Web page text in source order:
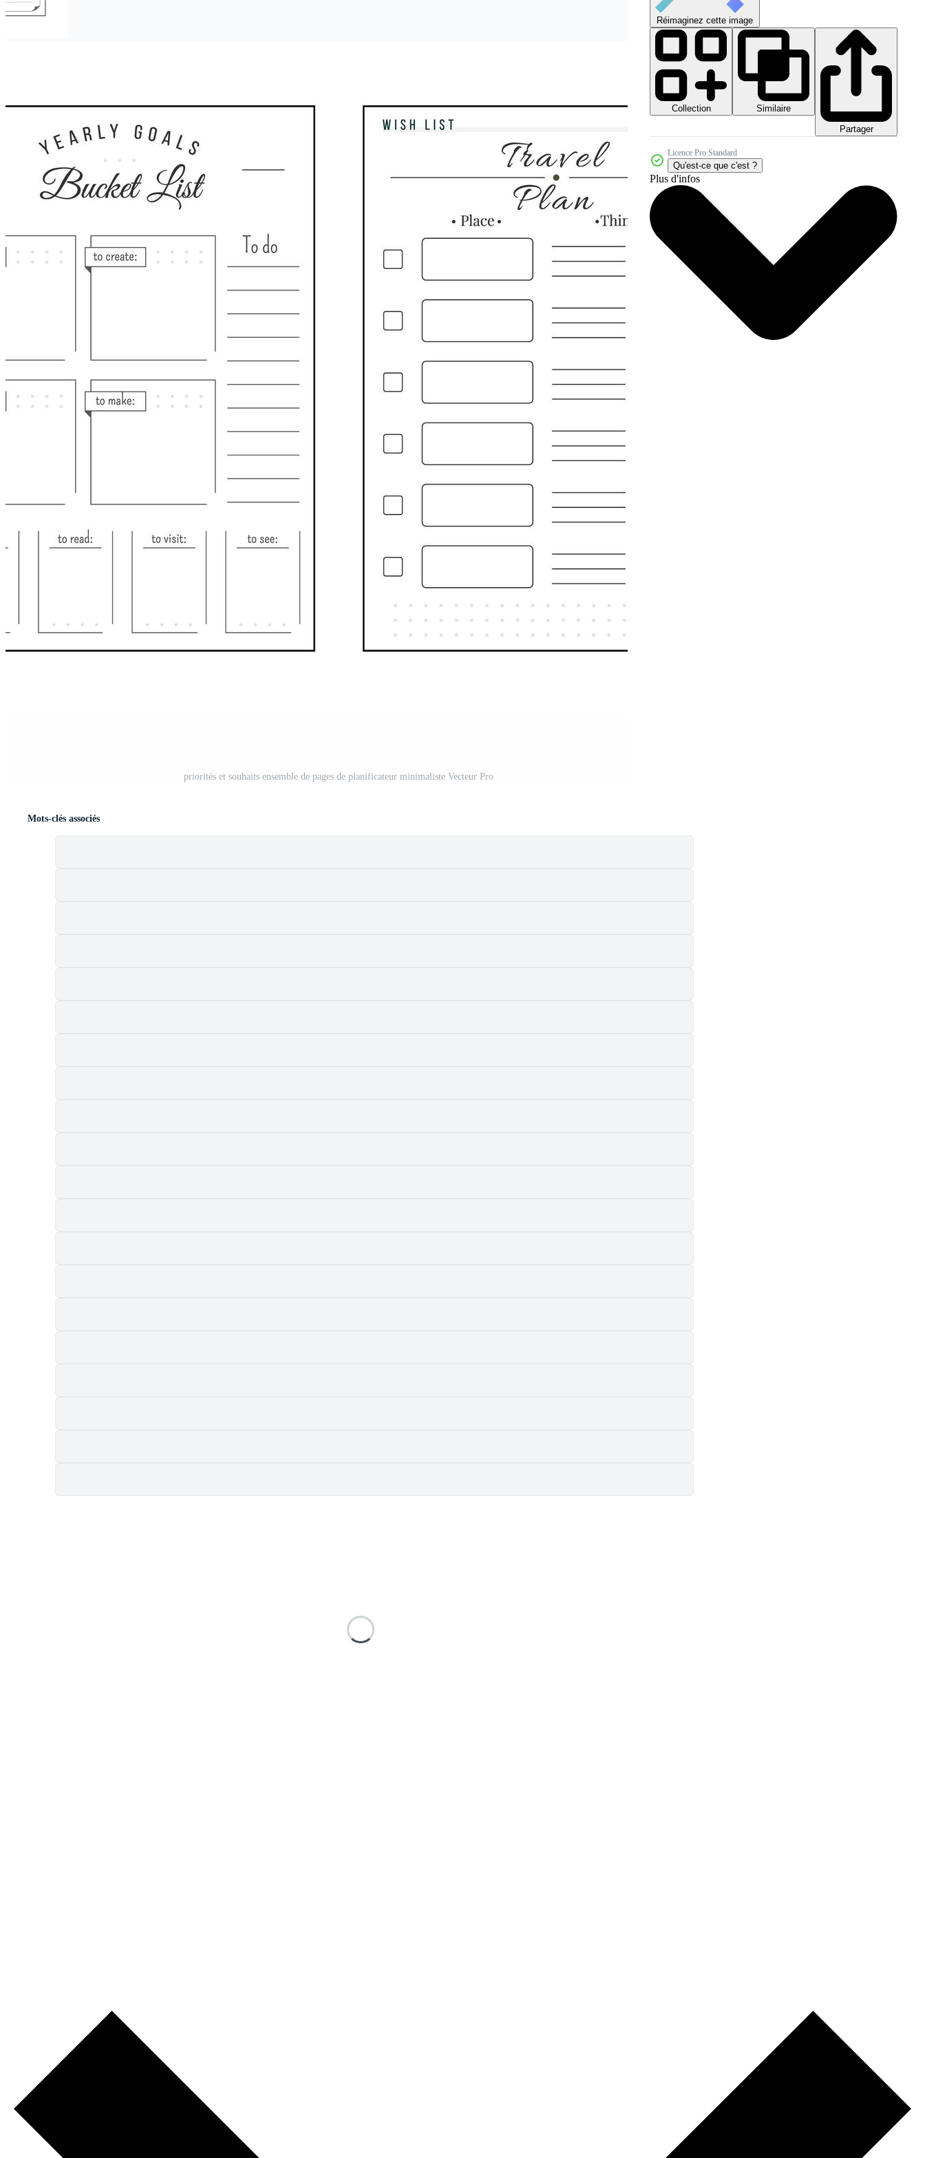
priorités et souhaits ensemble de pages de planificateur minimaliste Vecteur Pro
Réimaginez cette image
Collection
Similaire
Partager
Licence Pro Standard
Qu'est-ce que c'est ?
Plus d'infos
Mots-clés associés